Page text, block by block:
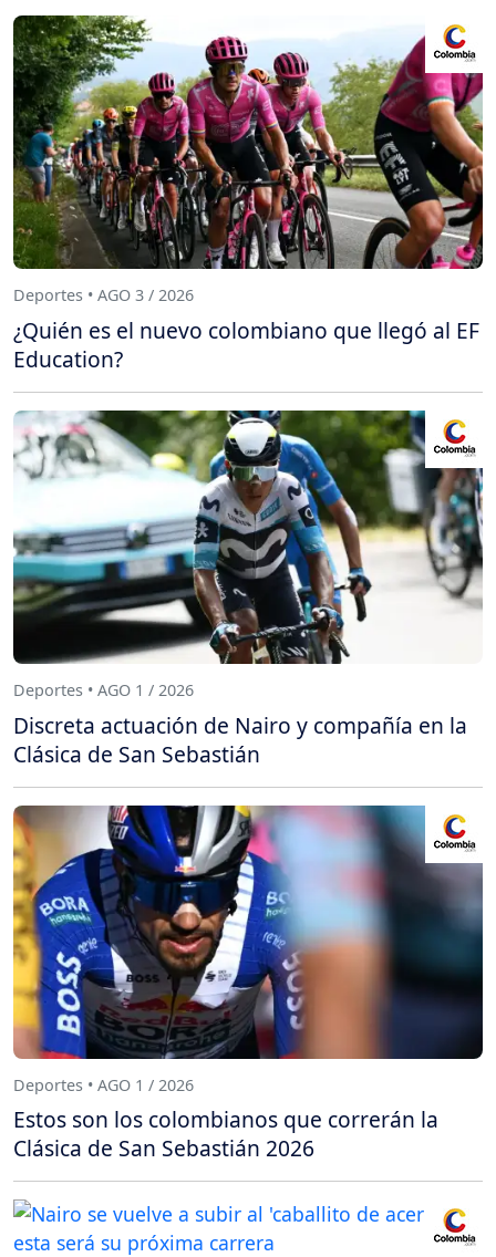
Deportes • AGO 3 / 2026
¿Quién es el nuevo colombiano que llegó al EF
Education?
Deportes • AGO 1 / 2026
Discreta actuación de Nairo y compañía en la
Clásica de San Sebastián
Deportes • AGO 1 / 2026
Estos son los colombianos que correrán la
Clásica de San Sebastián 2026